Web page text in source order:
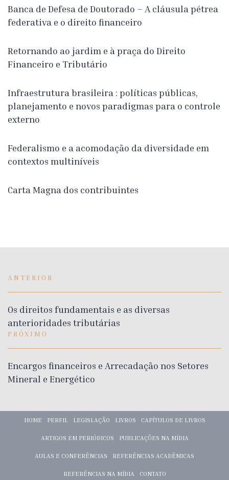
Banca de Defesa de Doutorado – A cláusula pétrea
federativa e o direito financeiro
Retornando ao jardim e à praça do Direito
Financeiro e Tributário
Infraestrutura brasileira : políticas públicas,
planejamento e novos paradigmas para o controle
externo
Federalismo e a acomodação da diversidade em
contextos multiníveis
Carta Magna dos contribuintes
ANTERIOR
Os direitos fundamentais e as diversas
anterioridades tributárias
PRÓXIMO
Encargos financeiros e Arrecadação nos Setores
Mineral e Energético
HOME PERFIL LEGISLAÇÃO LIVROS CAPÍTULOS DE LIVROS
ARTIGOS EM PERIÓDICOS PUBLICAÇÕES NA MÍDIA
AULAS E CONFERÊNCIAS REFERÊNCIAS ACADÊMICAS
REFERÊNCIAS NA MÍDIA CONTATO